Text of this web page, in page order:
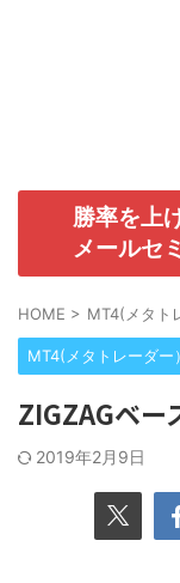
勝率を上
メールセ
HOME > MT4(メタト
MT4(メタトレーダー
ZIGZAGベー
2019年2月9日